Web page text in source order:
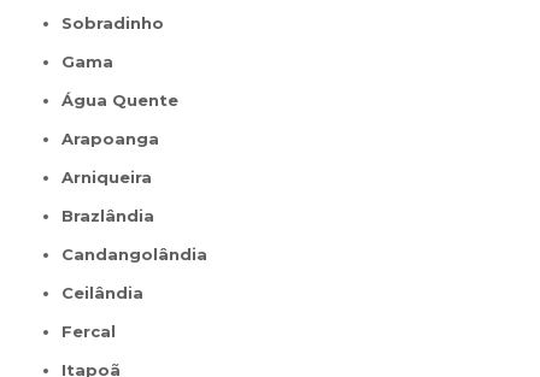
Sobradinho
Gama
Água Quente
Arapoanga
Arniqueira
Brazlândia
Candangolândia
Ceilândia
Fercal
Itapoã